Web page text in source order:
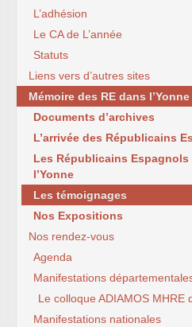
L’adhésion
Le CA de L’année
Statuts
Liens vers d’autres sites
Mémoire des RE dans l’Yonne
Documents d’archives
L’arrivée des Républicains
Les Républicains
l’Yonne
Les témoignages
Nos Expositions
Nos rendez-vous
Agenda
Manifestations
Le colloque ADIAMOS MHRE
Manifestations nationales